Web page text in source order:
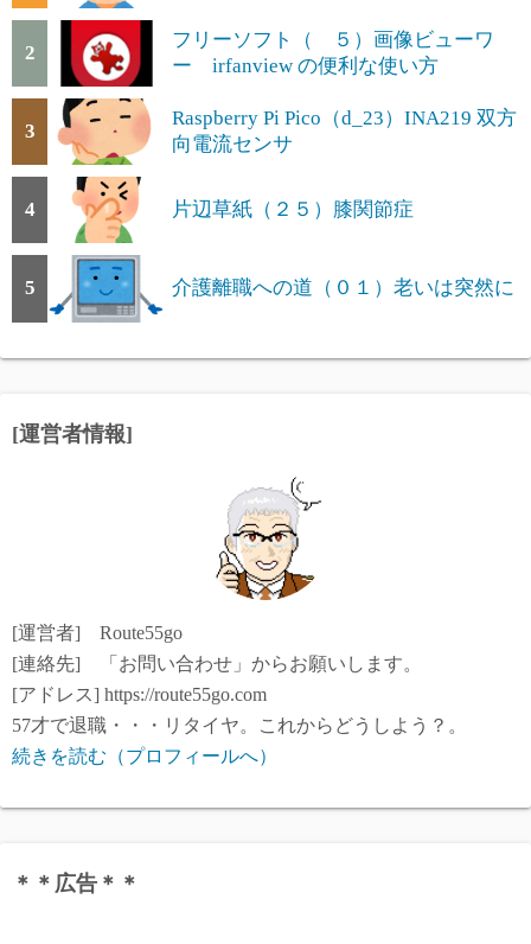
2
フリーソフト（ ５）画像ビューワ
ー irfanview の便利な使い方
3
Raspberry Pi Pico（d_23）INA219 双方
向電流センサ
4 片辺草紙（２５）膝関節症
5 介護離職への道（０１）老いは突然に
[運営者情報]
[運営者] Route55go
[連絡先] 「お問い合わせ」からお願いします。
[アドレス] https://route55go.com
57才で退職・・・リタイヤ。これからどうしよう？。
続きを読む（プロフィールへ）
＊＊広告＊＊